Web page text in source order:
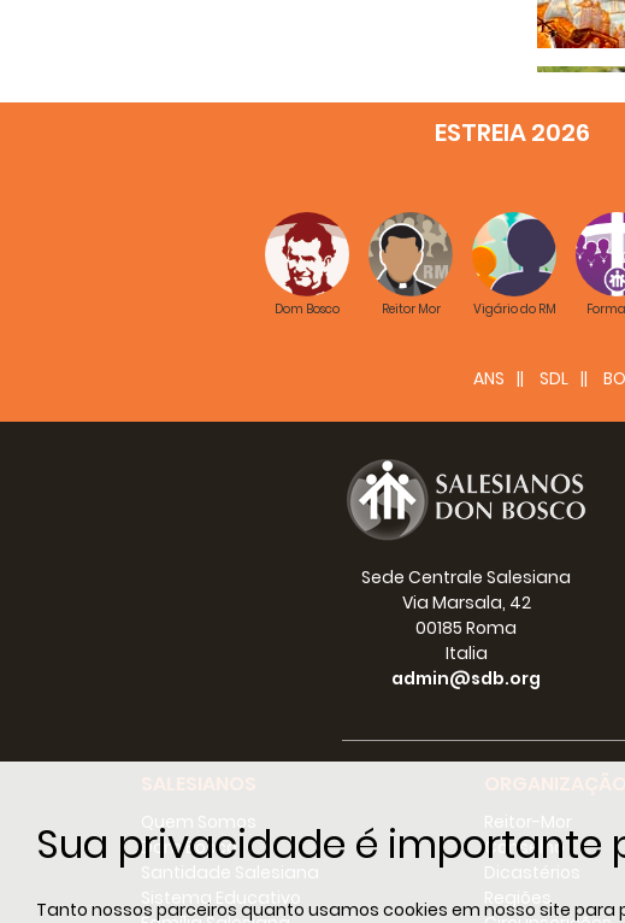
Sua privacidade é importante
Tanto nossos parceiros quanto usamos cookies em nosso site
ESTREIA 2026
Dom Bosco Reitor Mor Vigário do RM
ANS SDL
Sede Centrale Salesiana
Via Marsala, 42
00185 Roma
Italia
admin@sdb.org
Quem Somos
Dom Bosco
Sistema Educativo
Conselho
Regiões